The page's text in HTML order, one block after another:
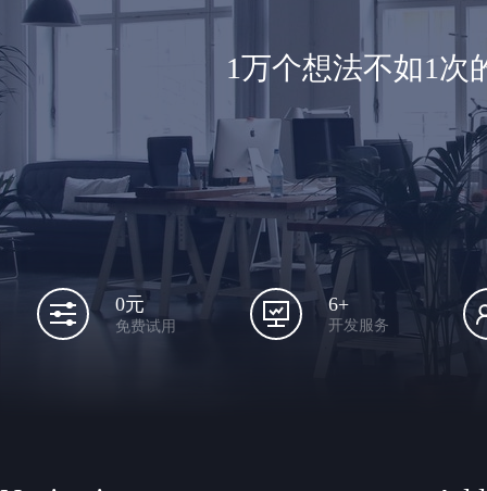
1万个想法不如1次
0元
免费试用
6+
开发服务